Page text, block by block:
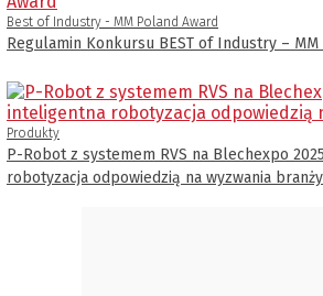
Best of Industry - MM Poland Award
Regulamin
Produkty
P-Robot z systemem RVS na Blechexpo
robotyzacja odpowiedzią na wyzwania branży